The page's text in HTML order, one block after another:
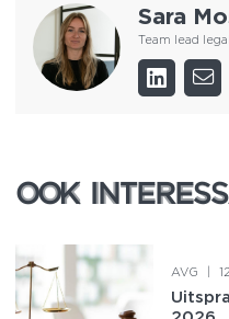
Sara
Team lead
OOK
OOK
AVG